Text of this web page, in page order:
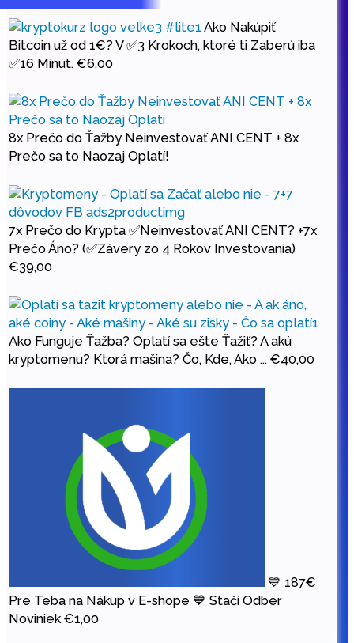
Ako Nakúpiť
Bitcoin už od 1€? V ✅3 Krokoch, ktoré ti Zaberú iba
✅16 Minút. €6,00
8x Prečo do Ťažby Neinvestovať ANI CENT + 8x
Prečo sa to Naozaj Oplatí!
7x Prečo do Krypta ✅Neinvestovať ANI CENT? +7x
Prečo Áno? (✅Závery zo 4 Rokov Investovania)
€39,00
Ako Funguje Ťažba? Oplatí sa ešte Ťažiť? A akú
kryptomenu? Ktorá mašina? Čo, Kde, Ako ... €40,00
💙 187€
Pre Teba na Nákup v E-shope 💙 Stačí Odber
Noviniek €1,00